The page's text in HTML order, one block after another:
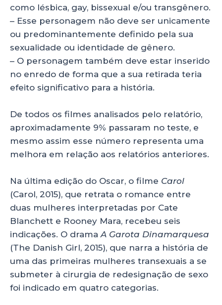
como lésbica, gay, bissexual e/ou transgênero.
– Esse personagem não deve ser unicamente
ou predominantemente definido pela sua
sexualidade ou identidade de gênero.
– O personagem também deve estar inserido
no enredo de forma que a sua retirada teria
efeito significativo para a história.
De todos os filmes analisados pelo relatório,
aproximadamente 9% passaram no teste, e
mesmo assim esse número representa uma
melhora em relação aos relatórios anteriores.
Na última edição do Oscar, o filme Carol
(Carol, 2015), que retrata o romance entre
duas mulheres interpretadas por Cate
Blanchett e Rooney Mara, recebeu seis
indicações. O dramaA Garota Dinamarquesa
(The Danish Girl, 2015), que narra a história de
uma das primeiras mulheres transexuais a se
submeter à cirurgia de redesignação de sexo
foi indicado em quatro categorias.